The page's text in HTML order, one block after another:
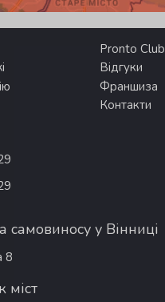
Pronto Club
Відгуки
Франшиза
Контакти
самовиносу у Вінниці
8
міст